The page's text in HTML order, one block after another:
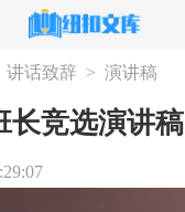
讲话致辞 > 演讲稿
长竞选演讲稿